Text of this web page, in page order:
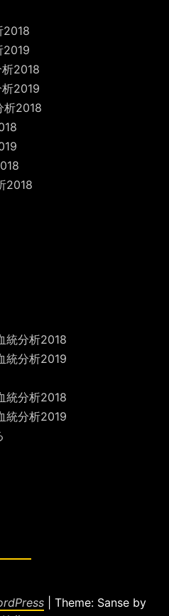
2018
2019
2018
2019
析2018
2018
統分析2018
統分析2019
統分析2018
統分析2019
Theme: Sanse by